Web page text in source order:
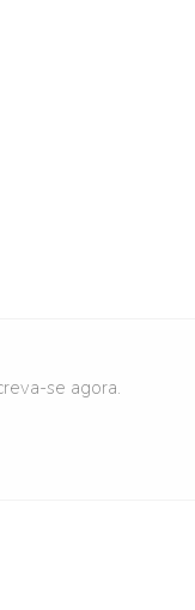
se agora.